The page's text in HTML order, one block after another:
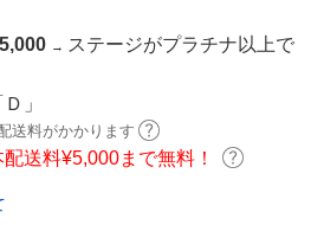
5,000 → ステージがプラチナ以上で
」
送料がかかります
送料¥5,000まで無料！